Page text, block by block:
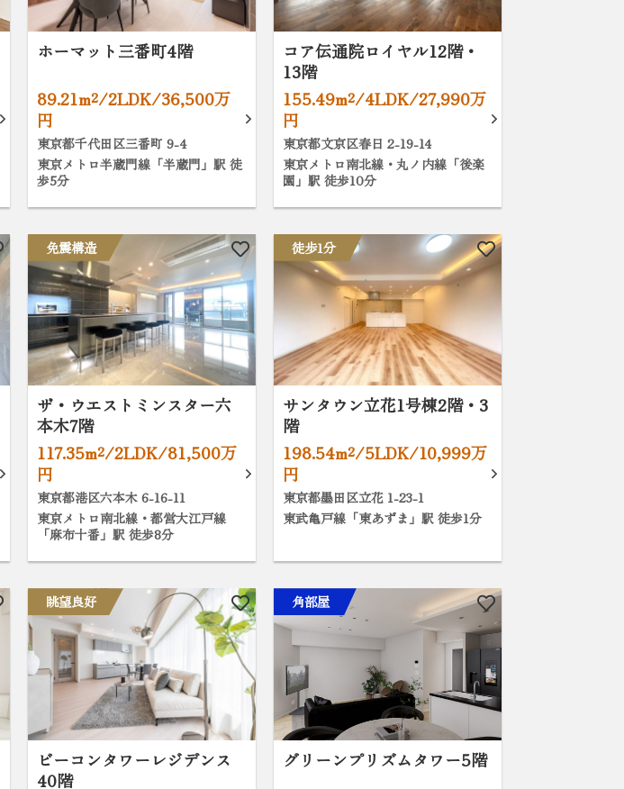
ホーマット三番町4階
89.21m²/2LDK/36,500万
円
東京都千代田区三番町 9-4
東京メトロ半蔵門線「半蔵門」駅 徒
歩5分
コア伝通院ロイヤル12階・
13階
155.49m²/4LDK/27,990万
円
東京都文京区春日 2-19-14
東京メトロ南北線・丸ノ内線「後楽
園」駅 徒歩10分
免震構造
ザ・ウエストミンスター六
本木7階
117.35m²/2LDK/81,500万
円
東京都港区六本木 6-16-11
東京メトロ南北線・都営大江戸線
「麻布十番」駅 徒歩8分
徒歩1分
サンタウン立花1号棟2階・3
階
198.54m²/5LDK/10,999万
円
東京都墨田区立花 1-23-1
東武亀戸線「東あずま」駅 徒歩1分
眺望良好
ビーコンタワーレジデンス
40階
角部屋
グリーンプリズムタワー5階